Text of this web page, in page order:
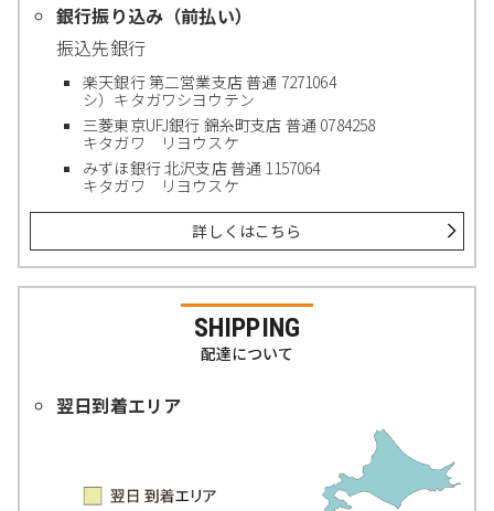
銀行振り込み（前払い）
振込先銀行
楽天銀行 第二営業支店 普通 7271064
シ）キタガワシヨウテン
三菱東京UFJ銀行 錦糸町支店 普通 0784258
キタガワ リヨウスケ
みずほ銀行 北沢支店 普通 1157064
キタガワ リヨウスケ
詳しくはこちら
SHIPPING
配達について
翌日到着エリア